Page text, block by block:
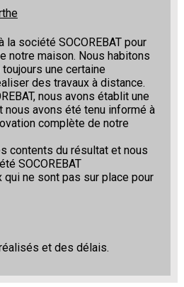
la société SOCOREBAT pour
notre maison. Nous habitons
une certaine
des travaux à distance.
nous avons établit une
nous avons été tenu informé à
complète de notre
contents du résultat et nous
SOCOREBAT
qui ne sont pas sur place pour
et des délais.